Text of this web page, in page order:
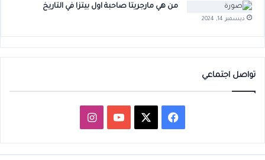
من هي مارجريتا صاحبة اول بيتزا في التاريخ
ديسمبر 14, 2024
تواصل اجتماعي
فيسبوك ‫YouTubeانستقرام